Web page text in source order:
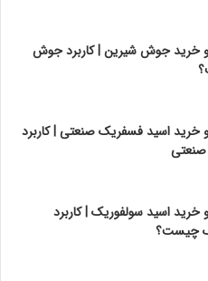
خرید جوش شیرین | کاربرد جوش
اسید فسفریک صنعتی | کاربرد
اسید سولفوریک | کاربرد
چیست؟